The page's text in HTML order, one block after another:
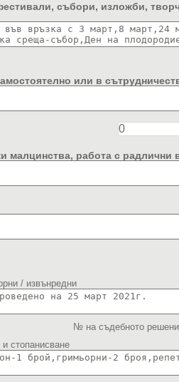
събори, изложби,
или в
малцинства, работа с
/ извънредни
№ на съдебното
стопанисване